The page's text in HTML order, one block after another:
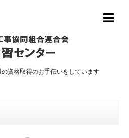
資格取得のお手伝いをしています